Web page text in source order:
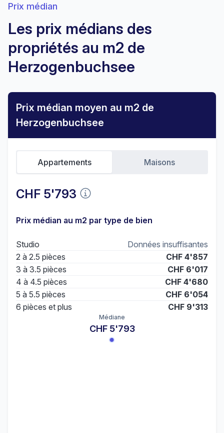
Prix médian
Les prix médians des
propriétés au m2 de
Herzogenbuchsee
Prix médian moyen au m2 de
Herzogenbuchsee
CHF 5'793
Appartements Maisons
Prix médian au m2 par type de bien
Studio
Données insuffisantes
2 à 2.5 pièces
CHF 4'857
3 à 3.5 pièces
CHF 6'017
4 à 4.5 pièces
CHF 4'680
5 à 5.5 pièces
CHF 6'054
6 pièces et plus
CHF 9'313
Médiane
CHF 5'793